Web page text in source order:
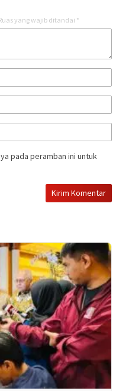
yang wajib ditandai *
pada peramban ini untuk